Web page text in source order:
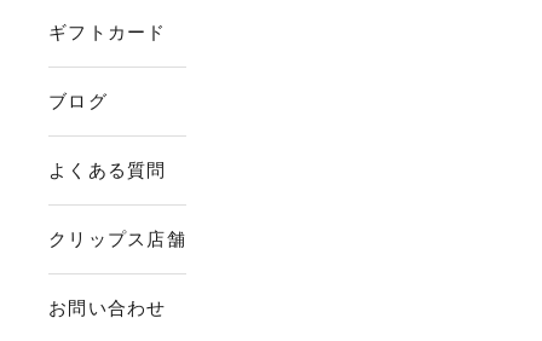
ギフトカード
ブログ
よくある質問
クリップス店舗
お問い合わせ